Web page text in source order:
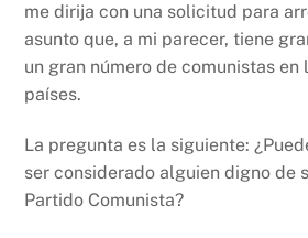
me dirija con una solicitud para
asunto que, a mi parecer, tiene
un gran número de comunistas en
países.
La pregunta es la siguiente:
ser considerado alguien digno de
Partido Comunista?